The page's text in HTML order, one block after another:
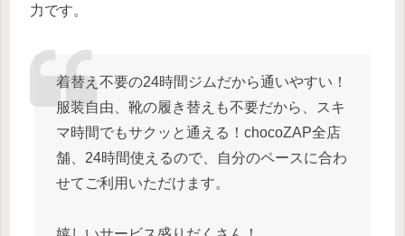
力です。
着替え不要の24時間ジムだから通いやすい！
服装自由、靴の履き替えも不要だから、スキ
マ時間でもサクッと通える！chocoZAP全店
舗、24時間使えるので、自分のペースに合わ
せてご利用いただけます。